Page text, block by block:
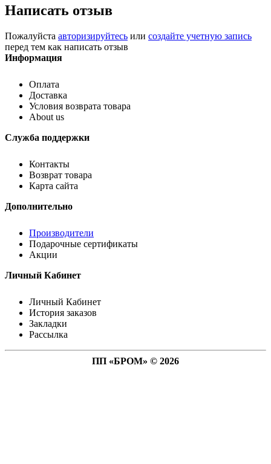
Написать отзыв
Пожалуйста авторизируйтесь или создайте учетную запись
перед тем как написать отзыв
Информация
Оплата
Доставка
Условия возврата товара
About us
Служба поддержки
Контакты
Возврат товара
Карта сайта
Дополнительно
Производители
Подарочные сертификаты
Акции
Личный Кабинет
Личный Кабинет
История заказов
Закладки
Рассылка
ПП «БРОМ» © 2026